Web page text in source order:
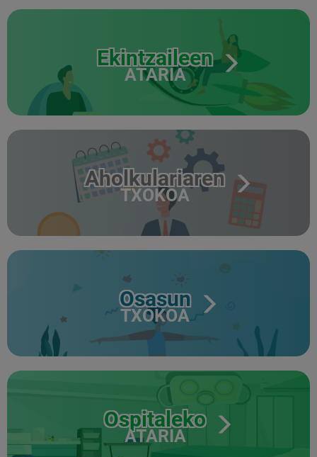
Ekintzaileen
ATARIA
Aholkulariaren
TXOKOA
Osasun
TXOKOA
Ospitaleko
ATARIA